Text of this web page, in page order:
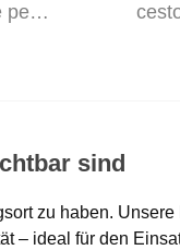
per
sind
zu haben.
– ideal für den